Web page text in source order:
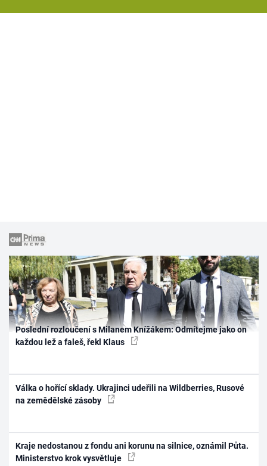
Poslední rozloučení s Milanem Knížákem: Odmítejme jako on
každou lež a faleš, řekl Klaus
Válka o hořící sklady. Ukrajinci udeřili na Wildberries, Rusové
na zemědělské zásoby
Kraje nedostanou z fondu ani korunu na silnice, oznámil Půta.
Ministerstvo krok vysvětluje